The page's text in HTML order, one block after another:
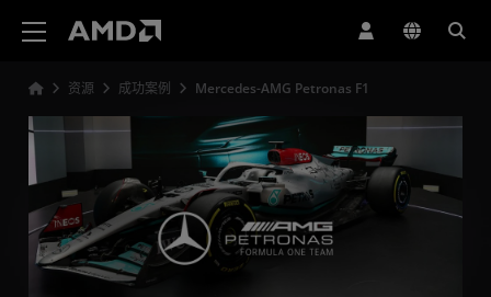
资源 成功案例 Mercedes-AMG Petronas F1